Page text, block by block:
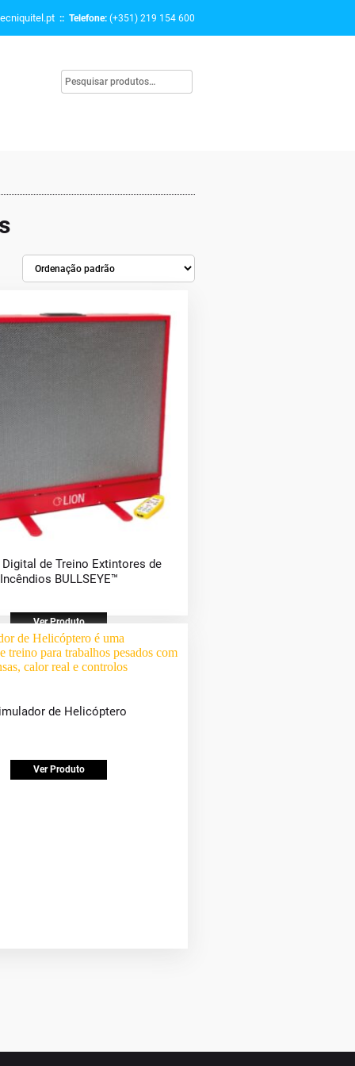
:: Telefone: (+351) 219 154 600
de Treino Extintores de
Incêndios BULLSEYE™
Ver Produto
de Helicóptero
Ver Produto